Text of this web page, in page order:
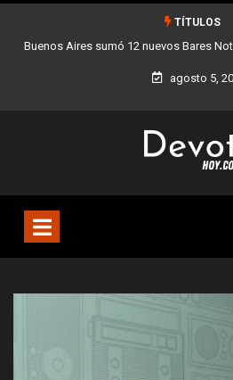
TÍTULOS
90 en toda la Los stands móviles de la
agosto 5,